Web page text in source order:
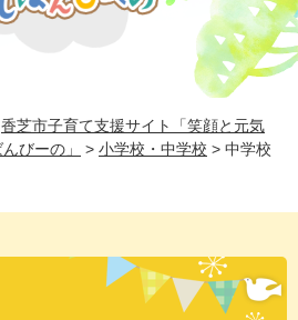
香芝市子育て支援サイト「笑顔と元気
びーの」
> 小学校・中学校 > 中学校